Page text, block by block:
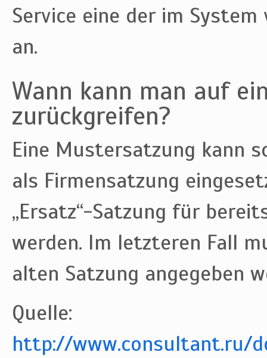
Service eine der im
an.
Wann kann man auf
zurückgreifen?
Eine Mustersatzung kann
als Firmensatzung
„Ersatz“-Satzung für
werden. Im letzteren Fall
alten Satzung angegeben
Quelle:
http://www.consultant.ru/